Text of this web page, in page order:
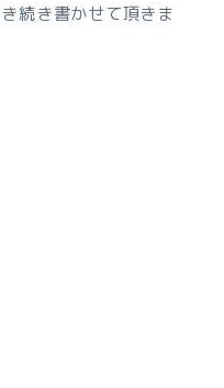
続き書かせて頂きま